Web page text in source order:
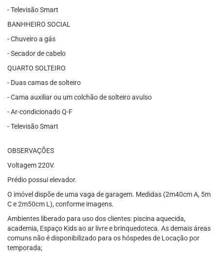
- Televisão Smart
BANHHEIRO SOCIAL
- Chuveiro a gás
- Secador de cabelo
QUARTO SOLTEIRO
- Duas camas de solteiro
- Cama auxiliar ou um colchão de solteiro avulso
- Ar-condicionado Q-F
- Televisão Smart
OBSERVAÇÕES
Voltagem 220V.
Prédio possui elevador.
O imóvel dispõe de uma vaga de garagem. Medidas (2m40cm A, 5m
C e 2m50cm L), conforme imagens.
Ambientes liberado para uso dos clientes: piscina aquecida,
academia, Espaço Kids ao ar livre e brinquedoteca. As demais áreas
comuns não é disponibilizado para os hóspedes de Locação por
temporada;